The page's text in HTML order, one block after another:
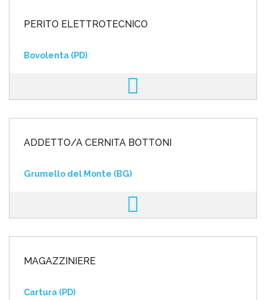
PERITO ELETTROTECNICO
Bovolenta (PD)
ADDETTO/A CERNITA BOTTONI
Grumello del Monte (BG)
MAGAZZINIERE
Cartura (PD)